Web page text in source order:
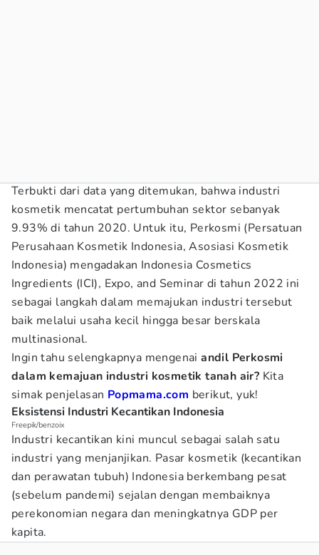
Terbukti dari data yang ditemukan, bahwa industri
kosmetik mencatat pertumbuhan sektor sebanyak
9.93% di tahun 2020. Untuk itu, Perkosmi (Persatuan
Perusahaan Kosmetik Indonesia, Asosiasi Kosmetik
Indonesia) mengadakan Indonesia Cosmetics
Ingredients (ICI), Expo, and Seminar di tahun 2022 ini
sebagai langkah dalam memajukan industri tersebut
baik melalui usaha kecil hingga besar berskala
multinasional.
Ingin tahu selengkapnya mengenaiandil Perkosmi
dalam kemajuan industri kosmetik tanah air? Kita
simak penjelasan Popmama.com berikut, yuk!
Eksistensi Industri Kecantikan Indonesia
Freepik/benzoix
Industri kecantikan kini muncul sebagai salah satu
industri yang menjanjikan. Pasar kosmetik (kecantikan
dan perawatan tubuh) Indonesia berkembang pesat
(sebelum pandemi) sejalan dengan membaiknya
perekonomian negara dan meningkatnya GDP per
kapita.